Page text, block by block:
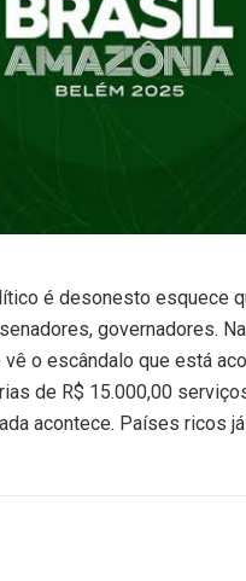
é desonesto esquece
governadores.
o escândalo que está
de R$ 15.000,00
acontece. Países ricos